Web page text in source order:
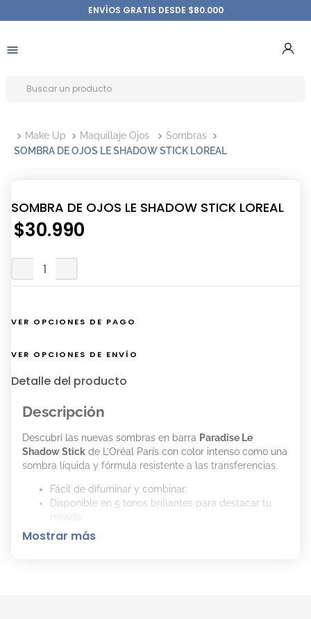
ENVÍOS GRATIS DESDE $80.000
Make Up Maquillaje Ojos
Sombras
SOMBRA DE OJOS LE SHADOW STICK LOREAL
SOMBRA DE OJOS LE SHADOW STICK LOREAL
$30.990
VER OPCIONES DE PAGO
VER OPCIONES DE ENVÍO
Detalle del producto
Descripción
Descubrí las nuevas sombras en barra Paradise Le
Shadow Stick de L’Oréal París con color intenso como una
sombra líquida y fórmula resistente a las transferencias.
Fácil de difuminar y combinar.
Disponible en 5 tonos brillantes para destacar tu
mirada.
Aplicación suave y uniforme gracias a su fórmula
Mostrar más